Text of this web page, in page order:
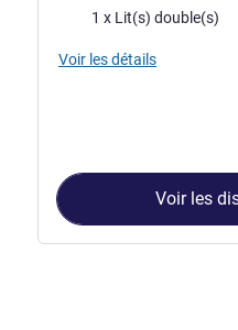
Literie1 x Lit(s) double(s)
Voir les détails
Voir les